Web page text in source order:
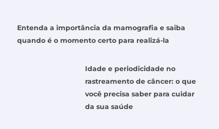
Entenda a importância da mamografia e saiba
quando é o momento certo para realizá-la
Idade e periodicidade no
rastreamento de câncer: o que
você precisa saber para cuidar
da sua saúde